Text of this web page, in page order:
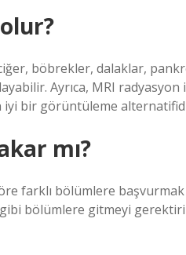
böbrekler, dalaklar,
Ayrıca, MRI
iyi bir görüntüleme
mı?
farklı bölümlere başvurmak
bölümlere gitmeyi